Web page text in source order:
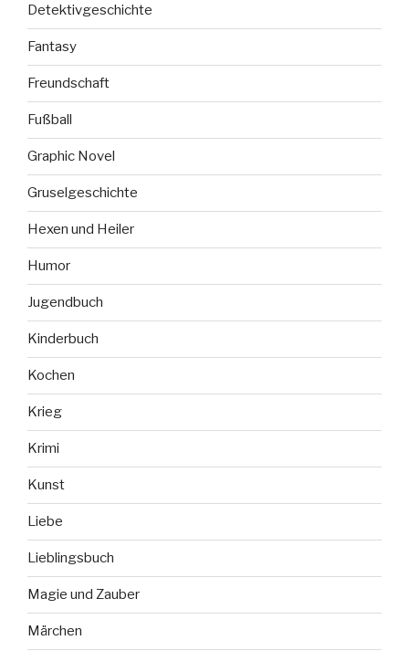
Detektivgeschichte
Fantasy
Freundschaft
Fußball
Graphic Novel
Gruselgeschichte
Hexen und Heiler
Humor
Jugendbuch
Kinderbuch
Kochen
Krieg
Krimi
Kunst
Liebe
Lieblingsbuch
Magie und Zauber
Märchen